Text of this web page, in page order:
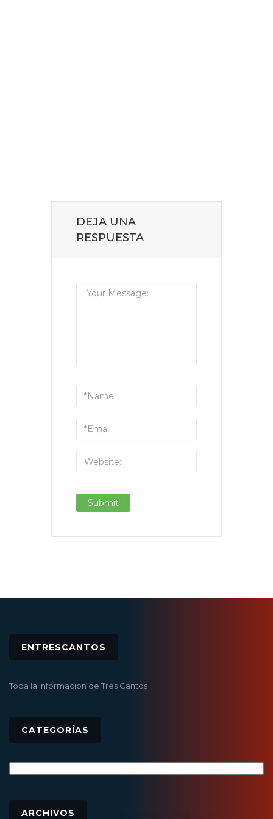
DEJA UNA
RESPUESTA
ENTRESCANTOS
Toda la información de Tres Cantos
CATEGORÍAS
ARCHIVOS